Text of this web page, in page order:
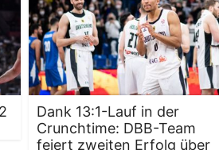
Dank 13:1-Lauf in der
Crunchtime: DBB-Team
feiert zweiten Erfolg über